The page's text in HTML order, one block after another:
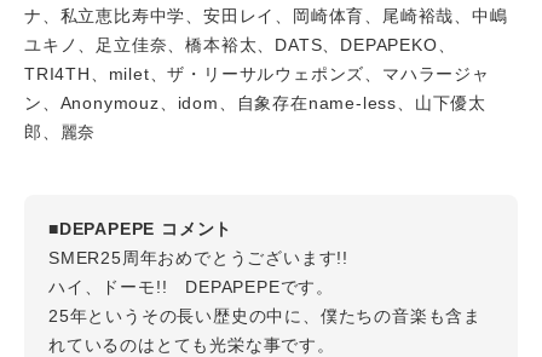
ナ、私立恵比寿中学、安田レイ、岡崎体育、尾崎裕哉、中嶋
ユキノ、足立佳奈、橋本裕太、DATS、DEPAPEKO、
TRI4TH、milet、ザ・リーサルウェポンズ、マハラージャ
ン、Anonymouz、idom、自象存在name-less、山下優太
郎、麗奈
■DEPAPEPE コメント
SMER25周年おめでとうございます!!
ハイ、ドーモ!! DEPAPEPEです。
25年というその長い歴史の中に、僕たちの音楽も含ま
れているのはとても光栄な事です。